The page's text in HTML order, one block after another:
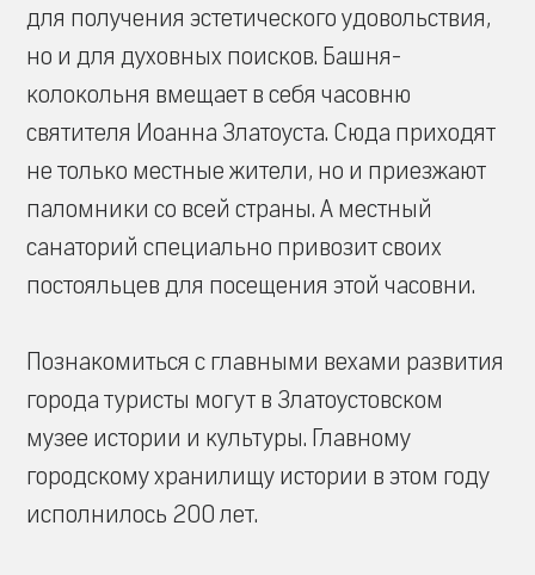
для получения эстетического удовольствия,
но и для духовных поисков. Башня-
колокольня вмещает в себя часовню
святителя Иоанна Златоуста. Сюда приходят
не только местные жители, но и приезжают
паломники со всей страны. А местный
санаторий специально привозит своих
постояльцев для посещения этой часовни.
Познакомиться с главными вехами развития
города туристы могут в Златоустовском
музее истории и культуры. Главному
городскому хранилищу истории в этом году
исполнилось 200 лет.